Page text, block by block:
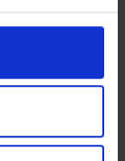
eller som